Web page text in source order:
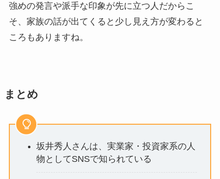
強めの発言や派手な印象が先に立つ人だからこ
そ、家族の話が出てくると少し見え方が変わると
ころもありますね。
まとめ
坂井秀人さんは、実業家・投資家系の人
物としてSNSで知られている